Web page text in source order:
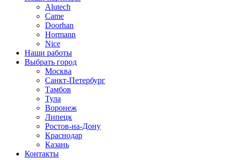
Alutech
Came
Doorhan
Hormann
Nice
Наши работы
Выбрать город
Москва
Санкт-Петербург
Тамбов
Тула
Воронеж
Липецк
Ростов-на-Дону
Краснодар
Казань
Контакты